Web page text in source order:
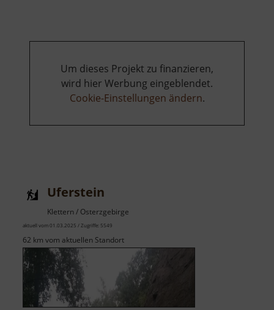
Um dieses Projekt zu finanzieren,
wird hier Werbung eingeblendet.
Cookie-Einstellungen ändern.
Uferstein
Klettern / Osterzgebirge
aktuell vom 01.03.2025 / Zugriffe: 5549
62 km vom aktuellen Standort